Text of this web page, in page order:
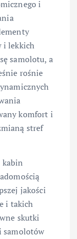
i
i lekkich
samolotu, a
rośnie
komfort i
stref
kabin
jakości
i takich
skutki
samolotów